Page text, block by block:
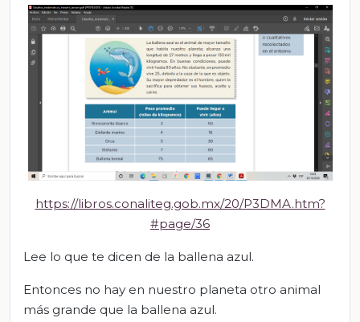
https://libros.conaliteg.gob.mx/20/P3DMA.htm?
#page/36
Lee lo que te dicen de la ballena azul.
Entonces no hay en nuestro planeta otro animal
más grande que la ballena azul.